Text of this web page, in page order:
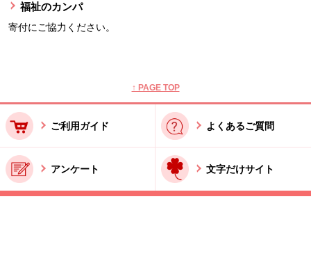
福祉のカンパ
寄付にご協力ください。
↑ PAGE TOP
ご利用ガイド よくあるご質問
アンケート 文字だけサイト